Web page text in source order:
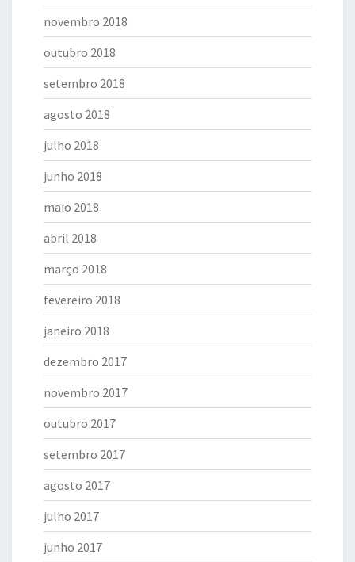
novembro 2018
outubro 2018
setembro 2018
agosto 2018
julho 2018
junho 2018
maio 2018
abril 2018
março 2018
fevereiro 2018
janeiro 2018
dezembro 2017
novembro 2017
outubro 2017
setembro 2017
agosto 2017
julho 2017
junho 2017